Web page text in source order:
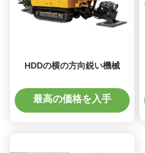
HDDの横の方向鋭い機械
最高の価格を入手